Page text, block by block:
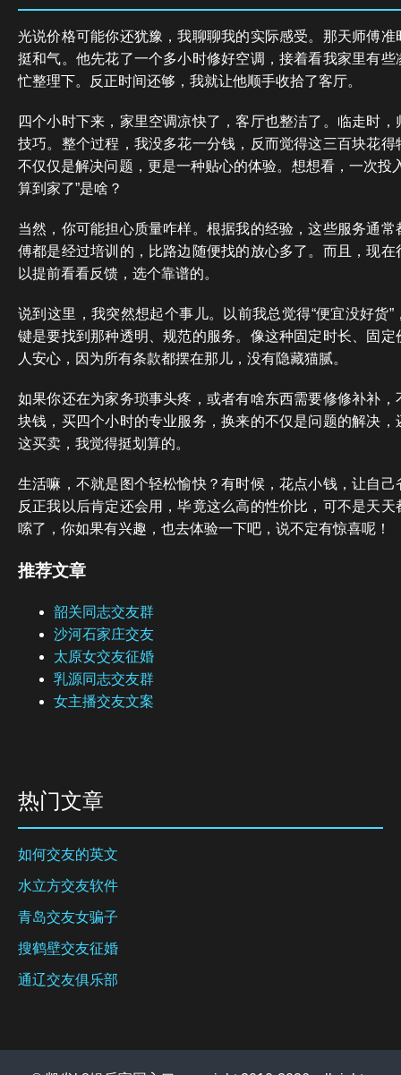
光说价格可能你还犹豫，我聊聊我的实际感受。那天师傅
挺和气。他先花了一个多小时修好空调，接着看我家里有
忙整理下。反正时间还够，我就让他顺手收拾了客厅。
四个小时下来，家里空调凉快了，客厅也整洁了。临走时
技巧。整个过程，我没多花一分钱，反而觉得这三百块花
不仅仅是解决问题，更是一种贴心的体验。想想看，一次投
算到家了”是啥？
当然，你可能担心质量咋样。根据我的经验，这些服务通
傅都是经过培训的，比路边随便找的放心多了。而且，现
以提前看看反馈，选个靠谱的。
说到这里，我突然想起个事儿。以前我总觉得“便宜没好货
键是要找到那种透明、规范的服务。像这种固定时长、固
人安心，因为所有条款都摆在那儿，没有隐藏猫腻。
如果你还在为家务琐事头疼，或者有啥东西需要修修补补
块钱，买四个小时的专业服务，换来的不仅是问题的解决
这买卖，我觉得挺划算的。
生活嘛，不就是图个轻松愉快？有时候，花点小钱，让自
反正我以后肯定还会用，毕竟这么高的性价比，可不是天
嗦了，你如果有兴趣，也去体验一下吧，说不定有惊喜呢！
推荐文章
韶关同志交友群
沙河石家庄交友
太原女交友征婚
乳源同志交友群
女主播交友文案
热门文章
如何交友的英文
水立方交友软件
青岛交友女骗子
搜鹤壁交友征婚
通辽交友俱乐部